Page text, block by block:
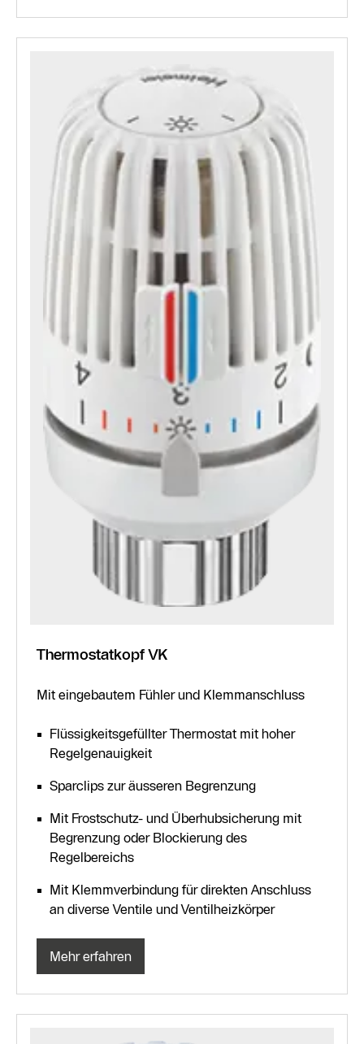
Thermostatkopf VK
Mit eingebautem Fühler und Klemmanschluss
Flüssigkeitsgefüllter Thermostat mit hoher
Regelgenauigkeit
Sparclips zur äusseren Begrenzung
Mit Frostschutz- und Überhubsicherung mit
Begrenzung oder Blockierung des
Regelbereichs
Mit Klemmverbindung für direkten Anschluss
an diverse Ventile und Ventilheizkörper
Mehr erfahren